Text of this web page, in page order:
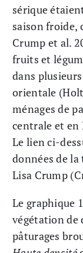
sérique
saison froide,
Crump et al.
fruits et
dans
orientale
ménages de
centrale et en
Le lien ci-
données de la
Lisa Crump
Le graphique
végétation de
pâturages